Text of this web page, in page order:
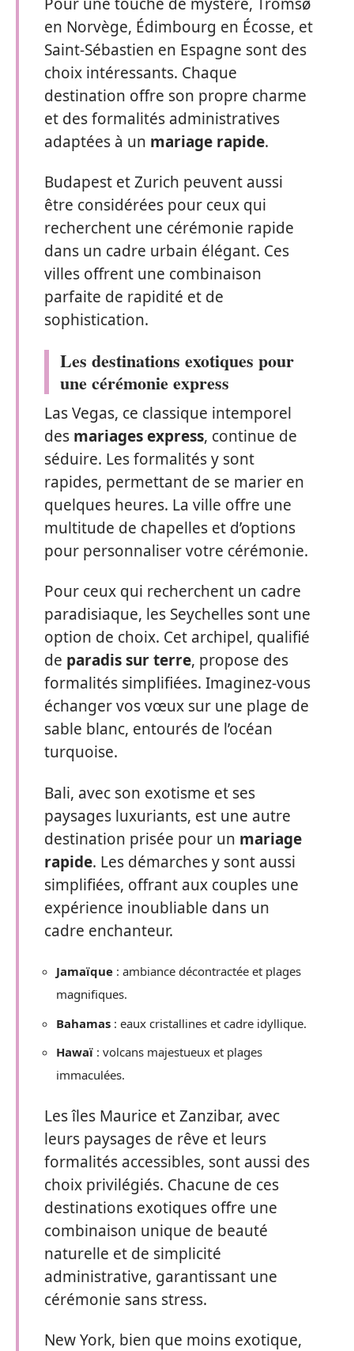
en Norvège, Édimbourg en Écosse, et
Saint-Sébastien en Espagne sont des
choix intéressants. Chaque
destination offre son propre charme
et des formalités administratives
adaptées à un mariage rapide.
Budapest et Zurich peuvent aussi
être considérées pour ceux qui
recherchent une cérémonie rapide
dans un cadre urbain élégant. Ces
villes offrent une combinaison
parfaite de rapidité et de
sophistication.
Les destinations exotiques pour
une cérémonie express
Las Vegas, ce classique intemporel
des mariages express, continue de
séduire. Les formalités y sont
rapides, permettant de se marier en
quelques heures. La ville offre une
multitude de chapelles et d’options
pour personnaliser votre cérémonie.
Pour ceux qui recherchent un cadre
paradisiaque, les Seychelles sont une
option de choix. Cet archipel, qualifié
de paradis sur terre, propose des
formalités simplifiées. Imaginez-vous
échanger vos vœux sur une plage de
sable blanc, entourés de l’océan
turquoise.
Bali, avec son exotisme et ses
paysages luxuriants, est une autre
destination prisée pour un mariage
rapide. Les démarches y sont aussi
simplifiées, offrant aux couples une
expérience inoubliable dans un
cadre enchanteur.
Jamaïque : ambiance décontractée et plages
magnifiques.
Bahamas : eaux cristallines et cadre idyllique.
Hawaï : volcans majestueux et plages
immaculées.
Les îles Maurice et Zanzibar, avec
leurs paysages de rêve et leurs
formalités accessibles, sont aussi des
choix privilégiés. Chacune de ces
destinations exotiques offre une
combinaison unique de beauté
naturelle et de simplicité
administrative, garantissant une
cérémonie sans stress.
New York, bien que moins exotique,